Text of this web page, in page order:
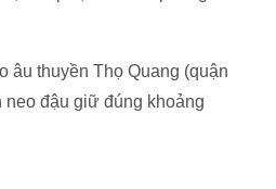
âu thuyền Thọ Quang (quận
đậu giữ đúng khoảng